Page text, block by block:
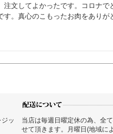
注文してよかったです。コロナ
す。真心のこもったお肉をありが
ッ
当店は毎週日曜定休の為、全
せて頂きます。月曜日(地域に